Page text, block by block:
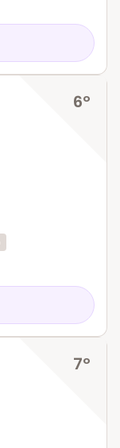
6º
7º